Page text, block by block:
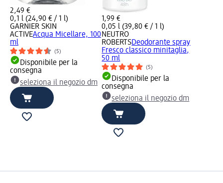
2,49 €
0,1 l (24,90 € / 1 l)
GARNIER SKIN
ACTIVEAcqua Micellare, 100
ml
(5)
Disponibile per la
consegna
seleziona il negozio dm
1,99 €
0,05 l (39,80 € / 1 l)
NEUTRO
ROBERTSDeodorante spray
Fresco classico minitaglia,
50 ml
(5)
Disponibile per la
consegna
seleziona il negozio dm